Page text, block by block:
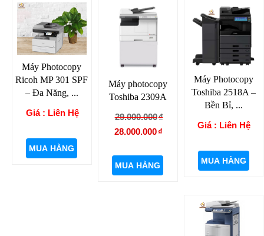
Máy Photocopy
Ricoh MP 301 SPF
– Đa Năng, ...
Giá : Liên Hệ
MUA HÀNG
Máy photocopy
Toshiba 2309A
29.000.000₫
29.000.000₫.
28.000.000₫
MUA HÀNG
Máy Photocopy
Toshiba 2518A –
Bền Bỉ, ...
Giá : Liên Hệ
MUA HÀNG